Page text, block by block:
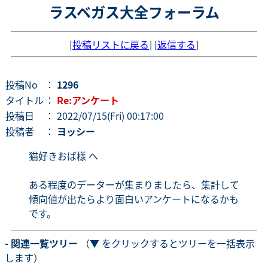
ラスベガス大全フォーラム
[投稿リストに戻る] [返信する]
投稿No ： 1296
タイトル ： Re:アンケート
投稿日
： 2022/07/15(Fri) 00:17:00
投稿者
： ヨッシー
猫好きおば様 へ
ある程度のデーターが集まりましたら、集計して
傾向値が出たらより面白いアンケートになるかも
です。
- 関連一覧ツリー （▼ をクリックするとツリーを一括表示
します）